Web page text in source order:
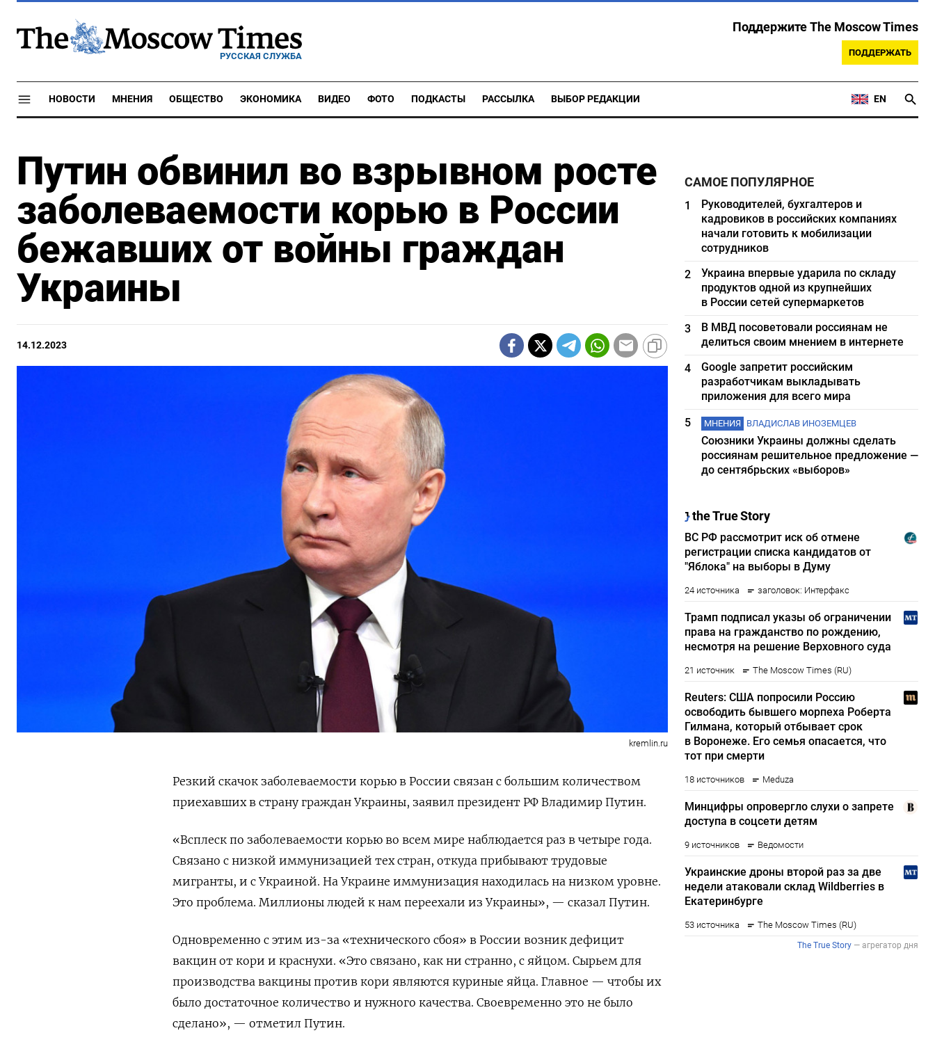
РУССКАЯ СЛУЖБА
Поддержите The Moscow Times
ПОДДЕРЖАТЬ
НОВОСТИ МНЕНИЯ ОБЩЕСТВО ЭКОНОМИКА ВИДЕО ФОТО ПОДКАСТЫ РАССЫЛКА ВЫБОР РЕДАКЦИИ EN
Путин обвинил во взрывном росте
заболеваемости корью в России
бежавших от войны граждан
Украины
14.12.2023
kremlin.ru
Резкий скачок заболеваемости корью в России связан с большим количеством
приехавших в страну граждан Украины, заявил президент РФ Владимир Путин.
«Всплеск по заболеваемости корью во всем мире наблюдается раз в четыре года.
Связано с низкой иммунизацией тех стран, откуда прибывают трудовые
мигранты, и с Украиной. На Украине иммунизация находилась на низком уровне.
Это проблема. Миллионы людей к нам переехали из Украины», — сказал Путин.
Одновременно с этим из-за «технического сбоя» в России возник дефицит
вакцин от кори и краснухи. «Это связано, как ни странно, с яйцом. Сырьем для
производства вакцины против кори являются куриные яйца. Главное — чтобы их
было достаточное количество и нужного качества. Своевременно это не было
сделано», — отметил Путин.
САМОЕ ПОПУЛЯРНОЕ
1
Руководителей, бухгалтеров и
кадровиков в российских компаниях
начали готовить к мобилизации
сотрудников
2
Украина впервые ударила по складу
продуктов одной из крупнейших
в России сетей супермаркетов
3
В МВД посоветовали россиянам не
делиться своим мнением в интернете
4
Google запретит российским
разработчикам выкладывать
приложения для всего мира
5
МНЕНИЯ ВЛАДИСЛАВ ИНОЗЕМЦЕВ
Союзники Украины должны сделать
россиянам решительное предложение —
до сентябрьских «выборов»